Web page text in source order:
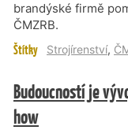
brandýské firmě
ČMZRB.
Štítky Strojírenství,
Budoucností je
how